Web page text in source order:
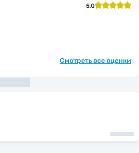
5.0
Смотреть все оценки